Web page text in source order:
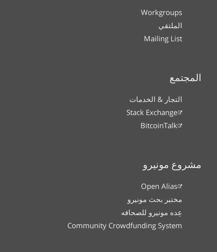
Workgroups
الملتقي
Mailing List
المجتمع
التجار & الخدمات
Stack Exchange
BitcoinTalk
مشروع مونيرو
Open Alias
مختبر بحث مونيرو
عِده مونيرو للصحافه
Community Crowdfunding System